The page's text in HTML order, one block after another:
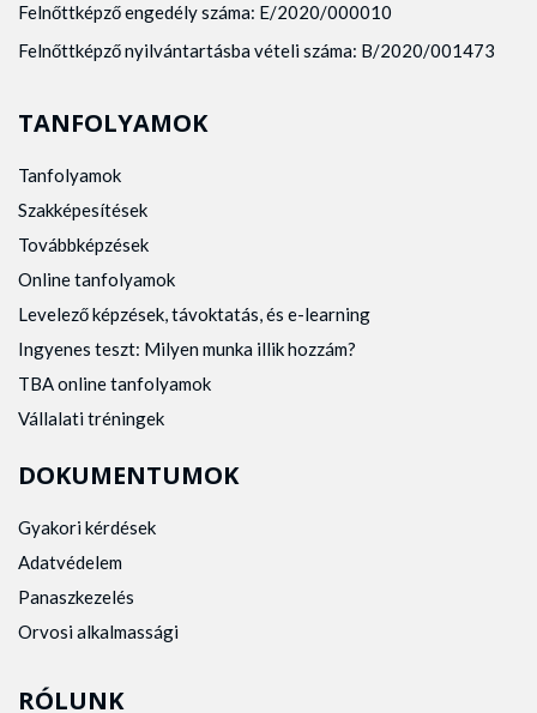
Felnőttképző engedély száma: E/2020/000010
Felnőttképző nyilvántartásba vételi száma: B/2020/001473
TANFOLYAMOK
Tanfolyamok
Szakképesítések
Továbbképzések
Online tanfolyamok
Levelező képzések, távoktatás, és e-learning
Ingyenes teszt: Milyen munka illik hozzám?
TBA online tanfolyamok
Vállalati tréningek
DOKUMENTUMOK
Gyakori kérdések
Adatvédelem
Panaszkezelés
Orvosi alkalmassági
RÓLUNK